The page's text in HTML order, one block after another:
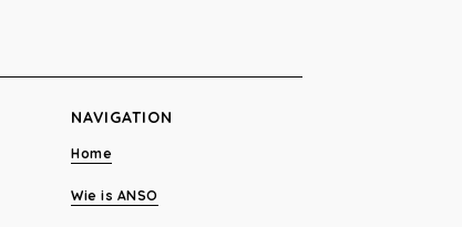
NAVIGATION
Home
Wie is ANSO